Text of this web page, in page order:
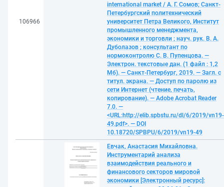
106966
international market / А. Г. Сомов; Санкт-
Петербургский политехнический
университет Петра Великого, Институт
промышленного менеджмента,
экономики и торговли ; науч. рук. В. А.
Дуболазов ; консультант по
нормоконтролю С. В. Пупенцова. —
Электрон. текстовые дан. (1 файл : 1,2
Мб). — Санкт-Петербург, 2019. — Загл. с
титул. экрана. — Доступ по паролю из
сети Интернет (чтение, печать,
копирование). — Adobe Acrobat Reader
7.0. —
<URL:http://elib.spbstu.ru/dl/6/2019/vn19-
49.pdf>. — DOI
10.18720/SPBPU/6/2019/vn19-49
Евчак, Анастасия Михайловна.
Инструментарий анализа
взаимодействия реального и
финансового секторов мировой
экономики [Электронный ресурс]: